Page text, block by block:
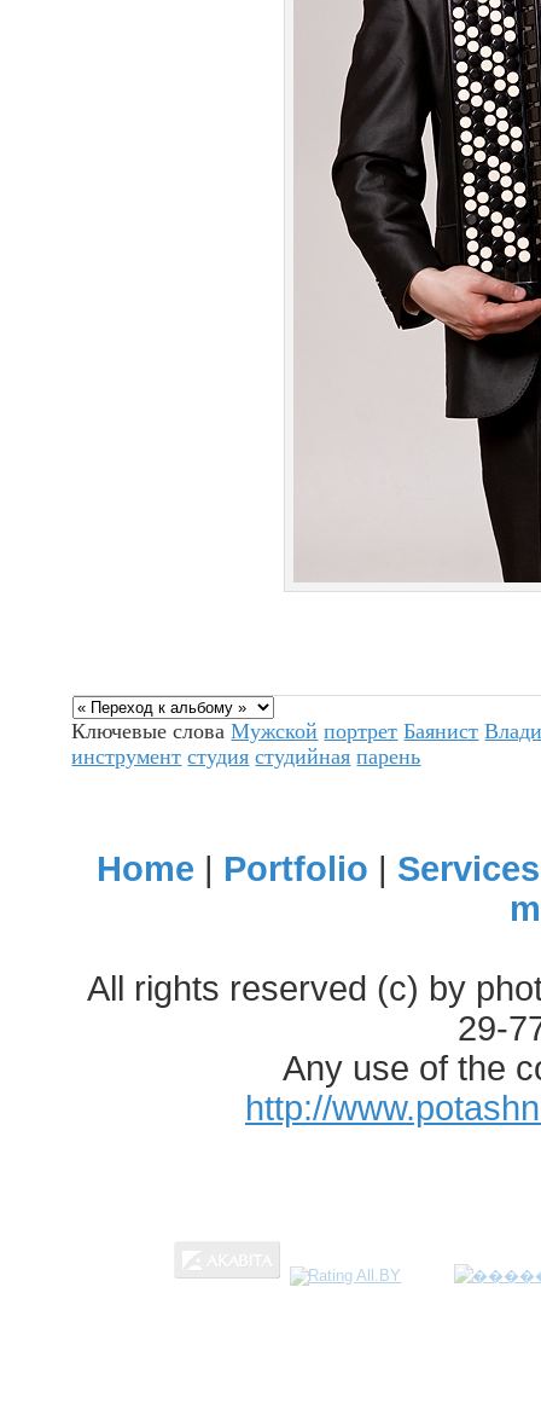
Ключевые словаМужской портрет Баянист
инструмент студия студийная парень
Home | Portfolio | Services
All rights reserved (c) by
29-
Any use of the
http://